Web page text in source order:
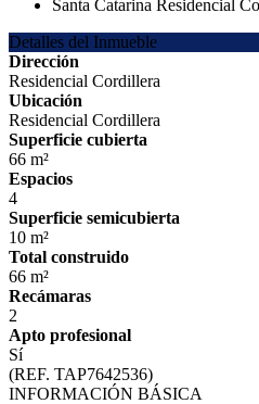
Detalles del Inmueble
Dirección
Residencial Cordillera
Ubicación
Residencial Cordillera
Superficie cubierta
66 m²
Espacios
4
Superficie semicubierta
10 m²
Total construido
66 m²
Recámaras
2
Apto profesional
Sí
(REF. TAP7642536)
INFORMACIÓN BÁSICA